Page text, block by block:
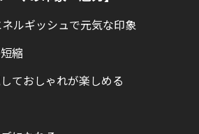
ルギッシュで元気な印象
縮
ておしゃれが楽しめる